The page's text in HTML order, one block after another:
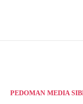
PEDOMAN MEDIA